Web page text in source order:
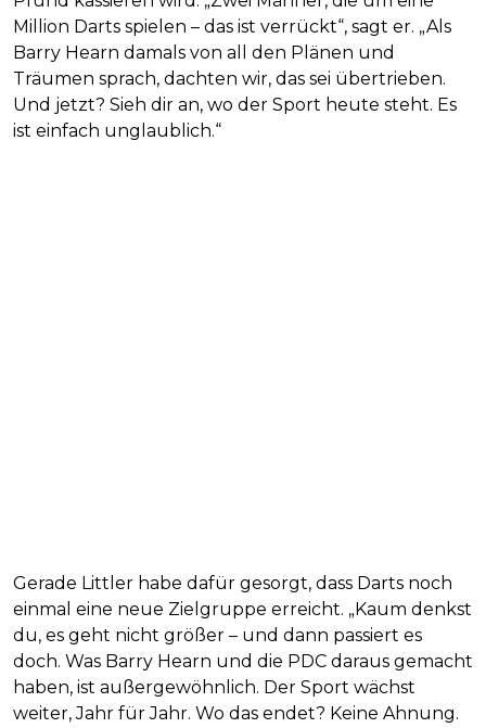
Million Darts spielen – das ist verrückt“, sagt er. „Als
Barry Hearn damals von all den Plänen und
Träumen sprach, dachten wir, das sei übertrieben.
Und jetzt? Sieh dir an, wo der Sport heute steht. Es
ist einfach unglaublich.“
Gerade Littler habe dafür gesorgt, dass Darts noch
einmal eine neue Zielgruppe erreicht. „Kaum denkst
du, es geht nicht größer – und dann passiert es
doch. Was Barry Hearn und die PDC daraus gemacht
haben, ist außergewöhnlich. Der Sport wächst
weiter, Jahr für Jahr. Wo das endet? Keine Ahnung.